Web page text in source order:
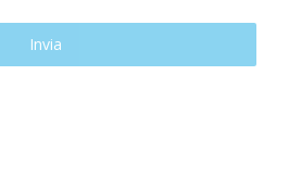
Invia